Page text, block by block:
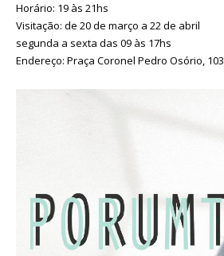
Horário: 19 às 21hs
Visitação: de 20 de março a 22 de abril
segunda a sexta das 09 às 17hs
Endereço: Praça Coronel Pedro Osório, 103